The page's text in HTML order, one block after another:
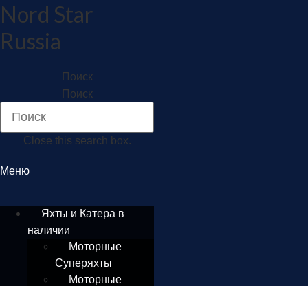
Nord Star
Russia
Поиск
Поиск
Close this search box.
Меню
Яхты и Катера в
наличии
Моторные
Суперяхты
Моторные